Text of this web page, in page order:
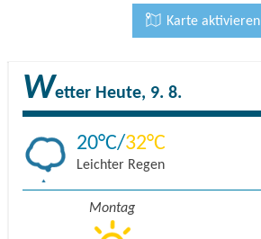
Karte aktivieren
Wetter Heute, 9. 8.
20 32
Leichter Regen
Montag